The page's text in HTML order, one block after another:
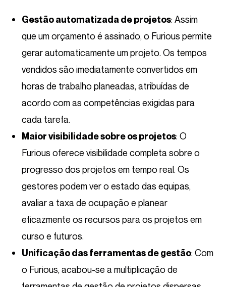
Gestão automatizada de projetos: Assim
que um orçamento é assinado, o Furious permite
gerar automaticamente um projeto. Os tempos
vendidos são imediatamente convertidos em
horas de trabalho planeadas, atribuídas de
acordo com as competências exigidas para
cada tarefa.
Maior visibilidade sobre os projetos: O
Furious oferece visibilidade completa sobre o
progresso dos projetos em tempo real. Os
gestores podem ver o estado das equipas,
avaliar a taxa de ocupação e planear
eficazmente os recursos para os projetos em
curso e futuros.
Unificação das ferramentas de gestão: Com
o Furious, acabou-se a multiplicação de